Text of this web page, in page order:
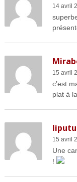
14 avril
15 avril
c’est
plat à
liputu
15 avril
Une
!